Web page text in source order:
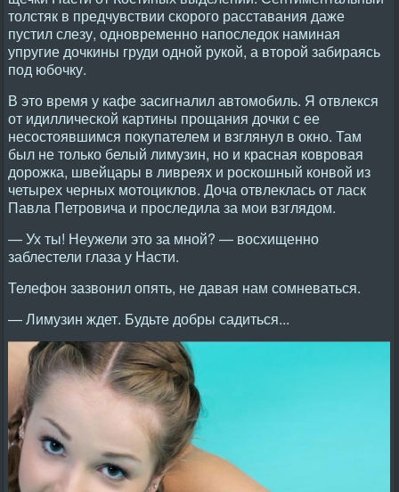
толстяк в предчувствии скорого расставания даже
пустил слезу, одновременно напоследок наминая
упругие дочкины груди одной рукой, а второй забираясь
под юбочку.
В это время у кафе засигналил автомобиль. Я отвлекся
от идиллической картины прощания дочки с ее
несостоявшимся покупателем и взглянул в окно. Там
был не только белый лимузин, но и красная ковровая
дорожка, швейцары в ливреях и роскошный конвой из
четырех черных мотоциклов. Доча отвлеклась от ласк
Павла Петровича и проследила за мои взглядом.
— Ух ты! Неужели это за мной? — восхищенно
заблестели глаза у Насти.
Телефон зазвонил опять, не давая нам сомневаться.
— Лимузин ждет. Будьте добры садиться...